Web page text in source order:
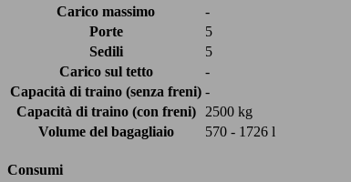
Carico massimo
-
Porte
5
Sedili
5
Carico sul tetto
-
Capacità di traino (senza freni) -
Capacità di traino (con freni)
2500 kg
Volume del bagagliaio
570 - 1726 l
Consumi